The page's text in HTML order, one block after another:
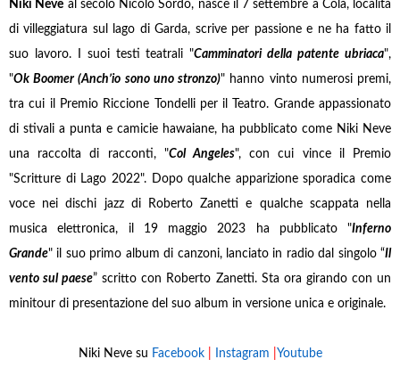
Niki Neve al secolo Nicolò Sordo, nasce il 7 settembre a Colà, località
di villeggiatura sul lago di Garda, scrive per passione e ne ha fatto il
suo lavoro. I suoi testi teatrali "Camminatori della patente ubriaca",
"Ok Boomer (Anch’io sono uno stronzo)" hanno vinto numerosi premi,
tra cui il Premio Riccione Tondelli per il Teatro. Grande appassionato
di stivali a punta e camicie hawaiane, ha pubblicato come Niki Neve
una raccolta di racconti, "Col Angeles", con cui vince il Premio
"Scritture di Lago 2022". Dopo qualche apparizione sporadica come
voce nei dischi jazz di Roberto Zanetti e qualche scappata nella
musica elettronica, il 19 maggio 2023 ha pubblicato "Inferno
Grande" il suo primo album di canzoni, lanciato in radio dal singolo “Il
vento sul paese” scritto con Roberto Zanetti. Sta ora girando con un
minitour di presentazione del suo album in versione unica e originale.
Niki Neve su Facebook| Instagram Youtube